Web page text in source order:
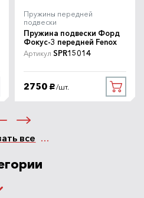
Пружины передней
подвески
Пружина подвески Форд
Фокус-3 передней Fenox
Артикул SPR15014
2750 руб. /шт.
все